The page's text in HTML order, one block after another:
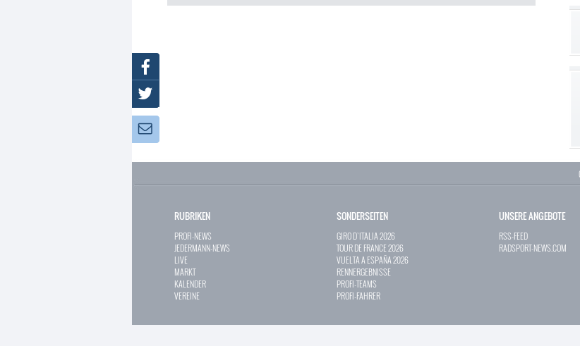
RUBRIKEN
PROFI-NEWS
JEDERMANN-NEWS
LIVE
MARKT
KALENDER
VEREINE
SONDERSEITEN
GIRO D`ITALIA 2026
TOUR DE FRANCE 2026
VUELTA A ESPAÑA 2026
RENNERGEBNISSE
PROFI-TEAMS
PROFI-FAHRER
UNSERE ANGEBOTE
RSS-FEED
RADSPORT-NEWS.COM